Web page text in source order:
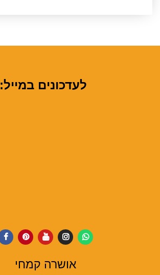
לעדכונים במייל:
אושרה קמחי